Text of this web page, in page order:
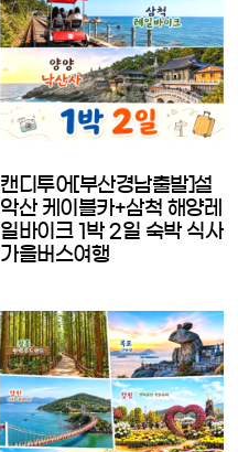
캔디투어[부산경남출발]설
악산 케이블카+삼척 해양레
일바이크 1박 2일 숙박 식사
가을버스여행